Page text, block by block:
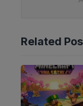
Related